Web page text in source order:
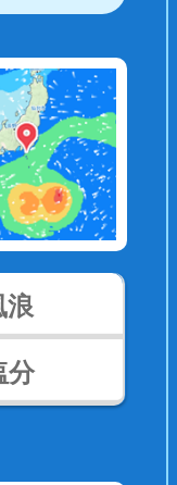
浪
分